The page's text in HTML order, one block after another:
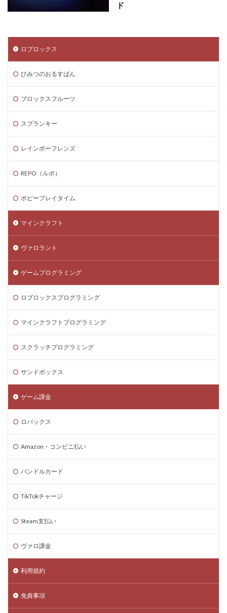
ド
ロブロックス
ひみつのおるすばん
ブロックスフルーツ
スプランキー
レインボーフレンズ
REPO（ルポ）
ポピープレイタイム
マインクラフト
ヴァロラント
ゲームプログラミング
ロブロックスプログラミング
マインクラフトプログラミング
スクラッチプログラミング
サンドボックス
ゲーム課金
ロバックス
Amazon・コンビニ払い
バンドルカード
TikTokチャージ
Steam支払い
ヴァロ課金
利用規約
免責事項